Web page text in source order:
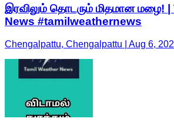
இரவிலும் தொடரும் மிதமான மழை! |
News #tamilweathernews
Chengalpattu, Chengalpattu | Aug 6,